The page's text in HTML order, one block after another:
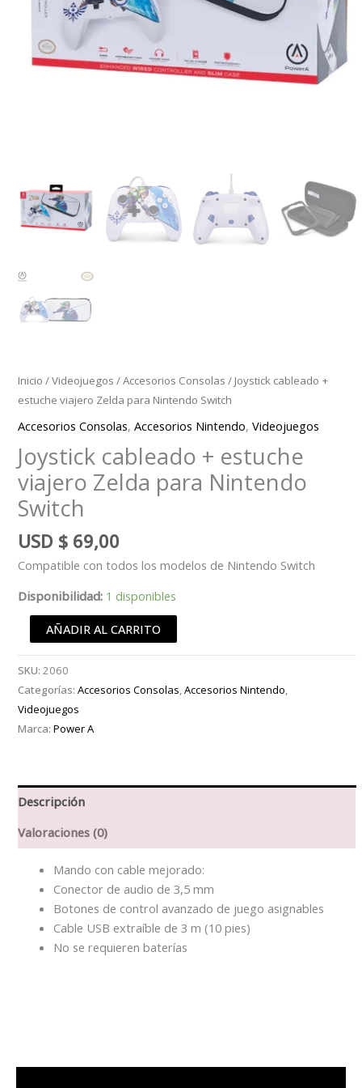
Inicio /Videojuegos /Accesorios Consolas / Joystick cableado +
estuche viajero Zelda para Nintendo Switch
Accesorios Consolas,Accesorios Nintendo,Videojuegos
Joystick cableado + estuche
viajero Zelda para Nintendo
Switch
USD $ 69,00
Compatible con todos los modelos de Nintendo Switch
Disponibilidad: 1 disponibles
Joystick
cableado
estuche
viajero
Zelda
cantidad
AÑADIR AL CARRITO
SKU:2060
Categorías:Accesorios Consolas,Accesorios Nintendo,
Videojuegos
Marca:Power A
Descripción
Valoraciones (0)
Mando con cable mejorado:
Conector de audio de 3,5 mm
Botones de control avanzado de juego asignables
Cable USB extraíble de 3 m (10 pies)
No se requieren baterías